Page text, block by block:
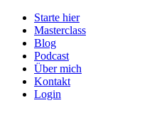
Starte hier
Masterclass
Blog
Podcast
Über mich
Kontakt
Login